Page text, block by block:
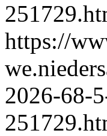
https://
2026-68-